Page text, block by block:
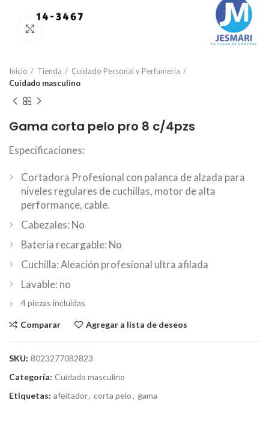
Inicio Tienda
Cuidado Personal y Perfumería
Cuidado masculino
Gama corta pelo pro 8 c/4pzs
Especificaciones:
Cortadora Profesional con palanca de alzada para
niveles regulares de cuchillas, motor de alta
performance, cable.
Cabezales: No
Batería recargable: No
Cuchilla: Aleación profesional ultra afilada
Lavable: no
4 piezas incluidas
Comparar Agregar a lista de deseos
SKU: 8023277082823
Categoría: Cuidado masculino
Etiquetas: afeitador, corta pelo, gama